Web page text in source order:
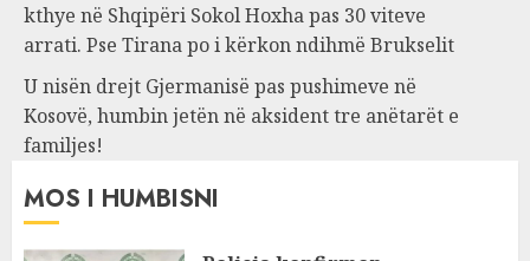
kthye në Shqipëri Sokol Hoxha pas 30 viteve
arrati. Pse Tirana po i kërkon ndihmë Brukselit
U nisën drejt Gjermanisë pas pushimeve në
Kosovë, humbin jetën në aksident tre anëtarët e
familjes!
MOS I HUMBISNI